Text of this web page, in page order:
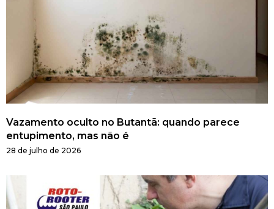
Vazamento oculto no Butantã: quando parece
entupimento, mas não é
28 de julho de 2026